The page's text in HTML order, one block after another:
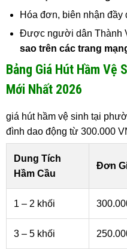
Hóa đơn, biên nhận đầy
Được người dân Thành
sao trên các trang
Bảng Giá Hút Hầm Vệ
Mới Nhất 2026
giá hút hầm vệ sinh tại
đình dao động từ 300.000
Dung Tích
Hầm Cầu
Đơn
1 – 2 khối
3 – 5 khối